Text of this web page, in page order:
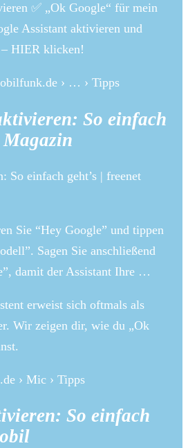
✅ „Ok Google“ für mein
Assistant aktivieren und
HIER klicken!
› … › Tipps
So einfach
Magazin
So einfach geht’s | freenet
Sie “Hey Google” und tippen
Sagen Sie anschließend
damit der Assistant Ihre …
erweist sich oftmals als
Wir zeigen dir, wie du „Ok
› Mic › Tipps
So einfach